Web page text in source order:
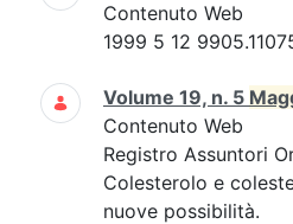
Contenuto Web
1999 5 12
Volume 19, n. 5
Contenuto Web
Registro Assuntori
Colesterolo e
nuove possibilità.